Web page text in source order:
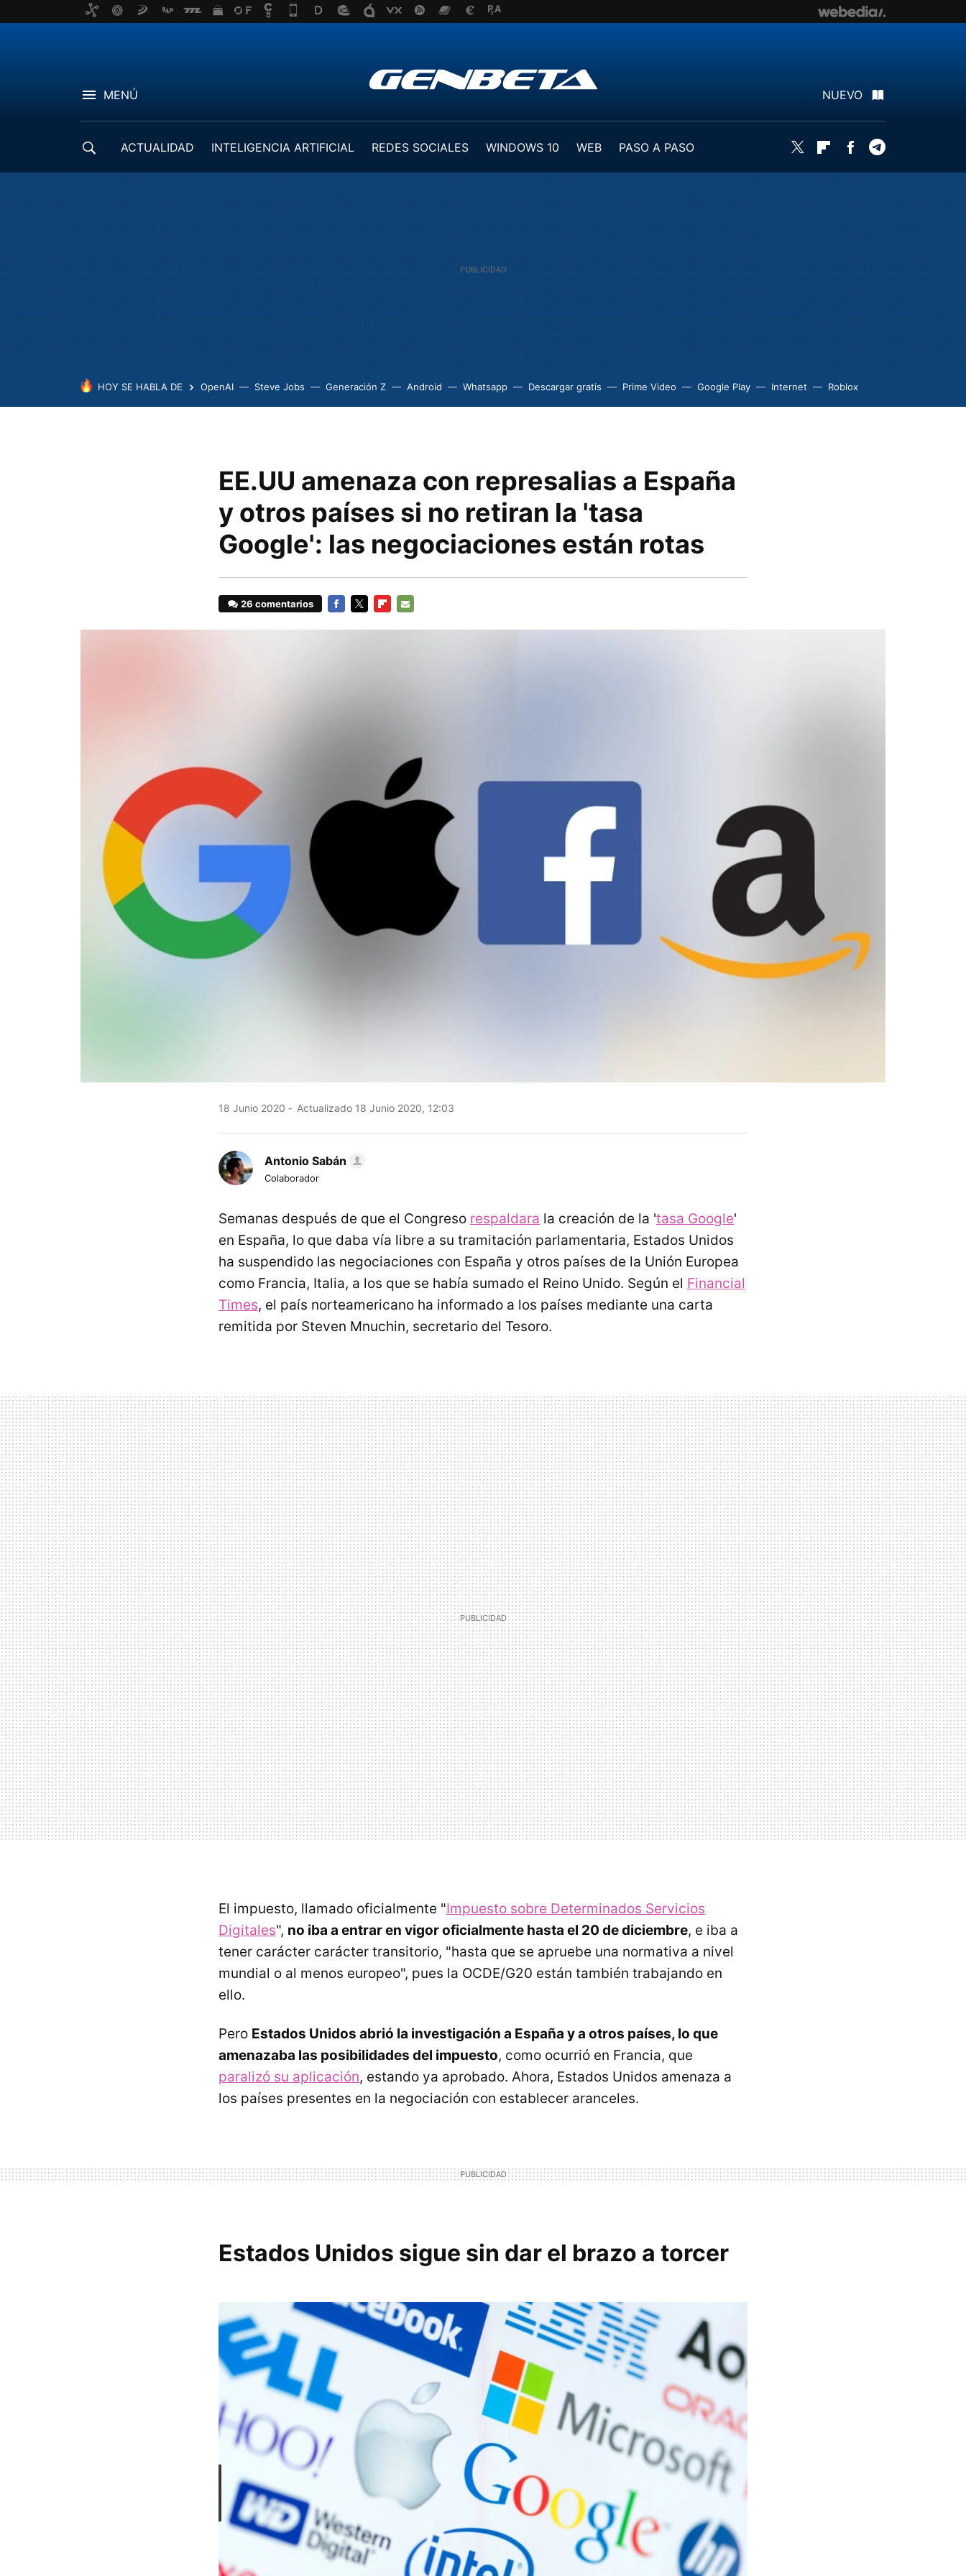
MENÚ NUEVO
ACTUALIDAD INTELIGENCIA ARTIFICIAL REDES SOCIALES WINDOWS 10 WEB
PASO A PASO
Twitter FlipboardFacebook
HOY SE HABLA DE OpenAI Steve Jobs Generación Z Android Whatsapp Descargar gratis Prime Video Google Play Internet Roblox
EE.UU amenaza con represalias a España
y otros países si no retiran la 'tasa
Google': las negociaciones están rotas
26 comentarios
18 Junio 2020 Actualizado 18 Junio 2020, 12:03
Antonio Sabán
Colaborador
Semanas después de que el Congreso respaldara la creación de la 'tasa Google'
en España, lo que daba vía libre a su tramitación parlamentaria, Estados Unidos
ha suspendido las negociaciones con España y otros países de la Unión Europea
como Francia, Italia, a los que se había sumado el Reino Unido. Según el Financial
Times, el país norteamericano ha informado a los países mediante una carta
remitida por Steven Mnuchin, secretario del Tesoro.
El impuesto, llamado oficialmente "Impuesto sobre Determinados Servicios
Digitales", no iba a entrar en vigor oficialmente hasta el 20 de diciembre, e iba a
tener carácter carácter transitorio, "hasta que se apruebe una normativa a nivel
mundial o al menos europeo", pues la OCDE/G20 están también trabajando en
ello.
Pero Estados Unidos abrió la investigación a España y a otros países, lo que
amenazaba las posibilidades del impuesto, como ocurrió en Francia, que
paralizó su aplicación, estando ya aprobado. Ahora, Estados Unidos amenaza a
los países presentes en la negociación con establecer aranceles.
Estados Unidos sigue sin dar el brazo a torcer